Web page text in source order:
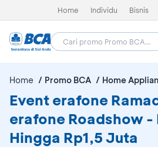
Home Individu Bisnis
Home Promo BCA Home
Event erafone
erafone Roadshow -
Hingga Rp1,5 Juta